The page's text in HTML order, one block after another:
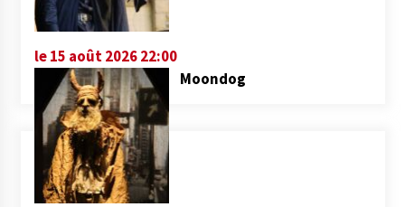
le 15 août 2026 22:00
Moondog